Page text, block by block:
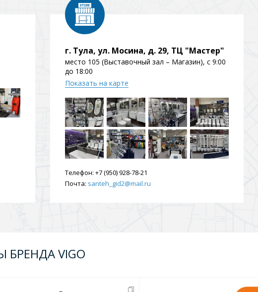
г. Тула, ул. Мосина, д. 29, ТЦ "Мастер"
место 105 (Выставочный зал – Магазин), с 9:00
до 18:00
Показать на карте
Телефон: +7 (950) 928-78-21
Почта: santeh_gid2@mail.ru
БРЕНДА VIGO